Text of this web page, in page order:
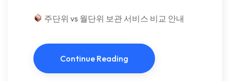
주단위 vs 월단위 보관 서비스 비교 안내
Continue Reading